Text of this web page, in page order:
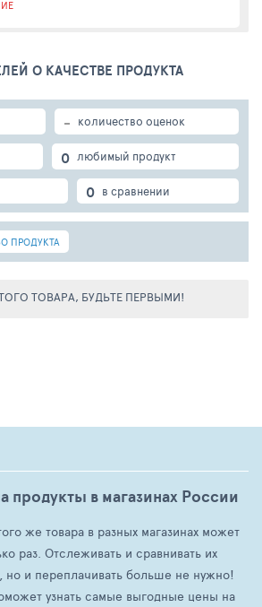
О КАЧЕСТВЕ ПРОДУКТА
- количество оценок
0 любимый продукт
0 в сравнении
ПРОДУКТА
ТОВАРА, БУДЬТЕ ПЕРВЫМИ!
продукты в магазинах России
же товара в разных магазинах может
раз. Отслеживать и сравнивать их
но и переплачивать больше не нужно!
узнать самые выгодные цены на